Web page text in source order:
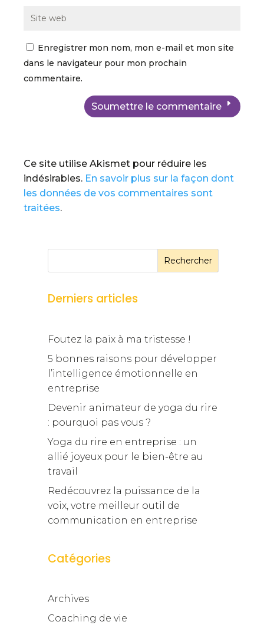
Enregistrer mon nom, mon e-mail et mon site
dans le navigateur pour mon prochain
commentaire.
Soumettre le commentaire
Ce site utilise Akismet pour réduire les
indésirables. En savoir plus sur la façon dont
les données de vos commentaires sont
traitées.
Rechercher
Derniers articles
Foutez la paix à ma tristesse !
5 bonnes raisons pour développer
l’intelligence émotionnelle en
entreprise
Devenir animateur de yoga du rire
: pourquoi pas vous ?
Yoga du rire en entreprise : un
allié joyeux pour le bien-être au
travail
Redécouvrez la puissance de la
voix, votre meilleur outil de
communication en entreprise
Catégories
Archives
Coaching de vie